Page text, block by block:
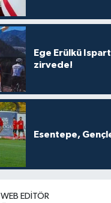
Ege Erülkü
zirvede!
Esentepe,
WEB EDITÖR